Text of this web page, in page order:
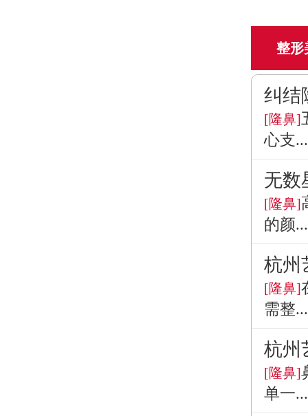
整形
纠结
[隆鼻]
心支...
无数
[隆鼻]
的颜...
杭州
[隆鼻]
需整...
杭州
[隆鼻]
单一...